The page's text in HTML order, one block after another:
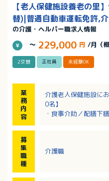
【老人保健施設養老の里
替)|普通自動車運転免許,
の介護・ヘルパー職求人情報
～ 229,000 円 /月（概
2交替 正社員 未経験OK
業
務
内
容
介護老人保健施設に
0名】
・食事介助／配膳下
・入浴介助／着脱介助
募
集
職
種
介護職